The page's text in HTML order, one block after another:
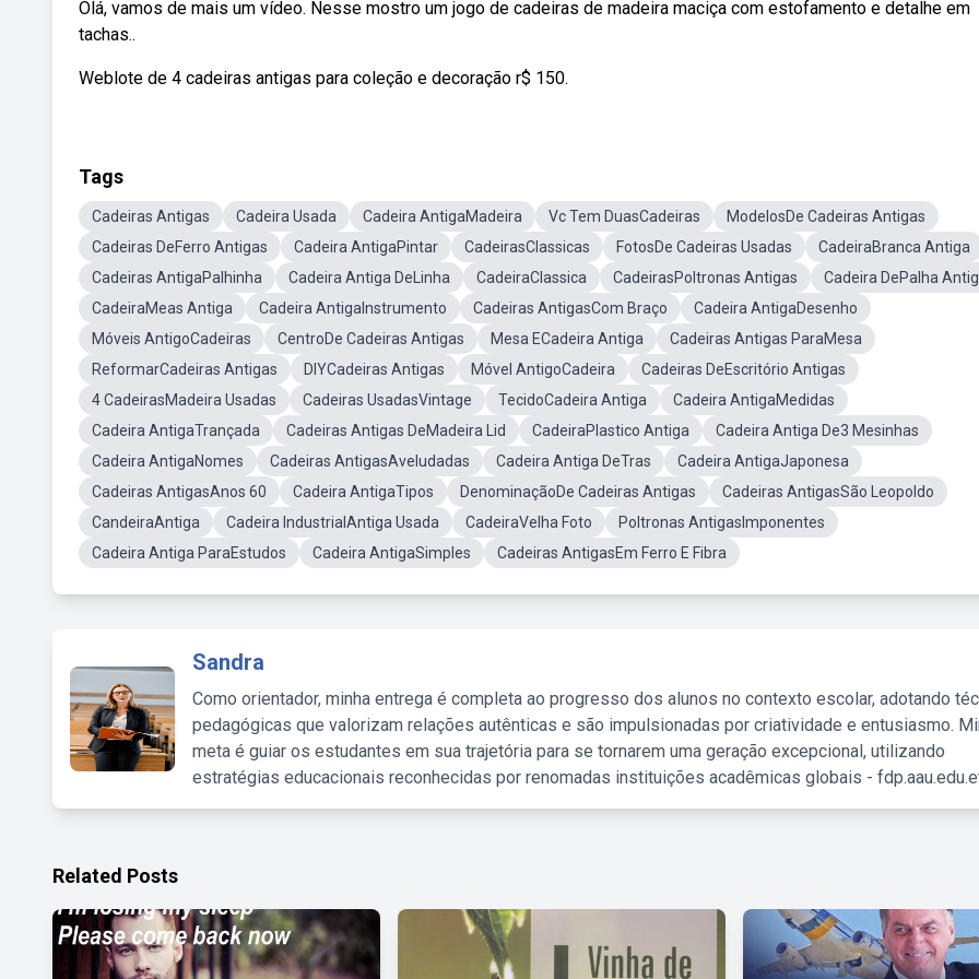
Olá, vamos de mais um vídeo. Nesse mostro um jogo de cadeiras de madeira maciça com estofamento e detalhe em
tachas..
Weblote de 4 cadeiras antigas para coleção e decoração r$ 150.
Tags
Cadeiras Antigas Cadeira Usada Cadeira AntigaMadeira Vc Tem DuasCadeiras
ModelosDe Cadeiras Antigas
Cadeiras DeFerro Antigas
Cadeira AntigaPintar CadeirasClassicas FotosDe Cadeiras Usadas
CadeiraBranca Antiga
Cadeiras AntigaPalhinha
Cadeira Antiga DeLinha CadeiraClassica CadeirasPoltronas Antigas
Cadeira DePalha
CadeiraMeas Antiga
Cadeira AntigaInstrumento Cadeiras AntigasCom Braço
Cadeira AntigaDesenho
Móveis AntigoCadeiras
CentroDe Cadeiras Antigas Mesa ECadeira Antiga
Cadeiras Antigas ParaMesa
ReformarCadeiras Antigas
DIYCadeiras Antigas Móvel AntigoCadeira
Cadeiras DeEscritório Antigas
4 CadeirasMadeira Usadas
Cadeiras UsadasVintage TecidoCadeira Antiga
Cadeira AntigaMedidas
Cadeira AntigaTrançada
Cadeiras Antigas DeMadeira Lid CadeiraPlastico Antiga
Cadeira Antiga De3 Mesinhas
Cadeira AntigaNomes
Cadeiras AntigasAveludadas Cadeira Antiga DeTras
Cadeira AntigaJaponesa
Cadeiras AntigasAnos 60
Cadeira AntigaTipos DenominaçãoDe Cadeiras Antigas
Cadeiras AntigasSão Leopoldo
CandeiraAntiga
Cadeira IndustrialAntiga Usada CadeiraVelha Foto
Poltronas AntigasImponentes
Cadeira Antiga ParaEstudos
Cadeira AntigaSimples Cadeiras AntigasEm Ferro E Fibra
Sandra
Como orientador, minha entrega é completa ao progresso dos alunos no contexto escolar, adotando
pedagógicas que valorizam relações autênticas e são impulsionadas por criatividade e entusiasmo.
meta é guiar os estudantes em sua trajetória para se tornarem uma geração excepcional, utilizando
estratégias educacionais reconhecidas por renomadas instituições acadêmicas globais -
Related Posts